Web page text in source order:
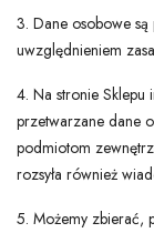
3. Dane osobowe
uwzględnieniem
4. Na stronie Sklepu
przetwarzane dane
podmiotom
rozsyła również
5. Możemy zbierać,